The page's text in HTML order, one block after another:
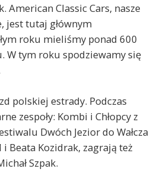
American Classic Cars, nasze
jest tutaj głównym
roku mieliśmy ponad 600
W tym roku spodziewamy się
polskiej estrady. Podczas
zespoły: Kombi i Chłopcy z
Dwóch Jezior do Wałcza
i Beata Kozidrak, zagrają też
Szpak.